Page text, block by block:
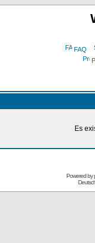
FAQ
Es
Powered by